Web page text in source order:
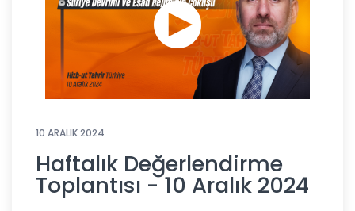
10 ARALIK 2024
Haftalık Değerlendirme
Toplantısı - 10 Aralık 2024